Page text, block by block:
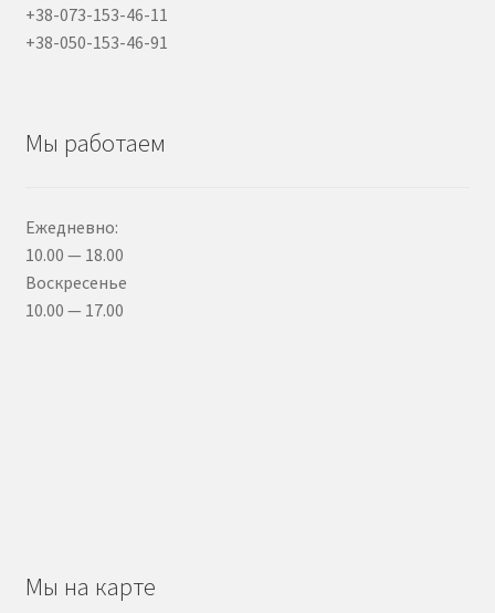
+38-073-153-46-11
+38-050-153-46-91
Мы работаем
Ежедневно:
10.00 — 18.00
Воскресенье
10.00 — 17.00
Мы на карте